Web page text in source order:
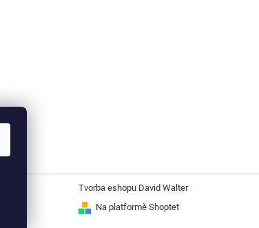
Tvorba eshopu David Walter
Na platformě Shoptet